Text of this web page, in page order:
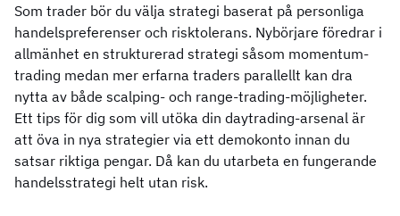
Som trader bör du välja strategi baserat på personliga
handelspreferenser och risktolerans. Nybörjare föredrar i
allmänhet en strukturerad strategi såsom momentum-
trading medan mer erfarna traders parallellt kan dra
nytta av både scalping- och range-trading-möjligheter.
Ett tips för dig som vill utöka din daytrading-arsenal är
att öva in nya strategier via ett demokonto innan du
satsar riktiga pengar. Då kan du utarbeta en fungerande
handelsstrategi helt utan risk.